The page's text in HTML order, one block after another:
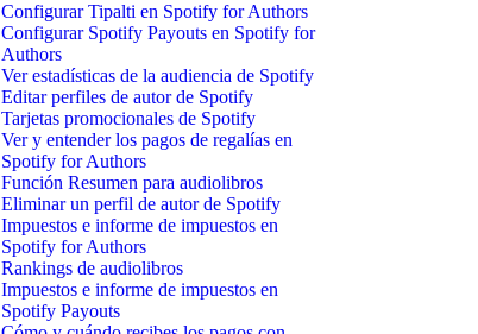
Configurar Tipalti en Spotify for Authors
Configurar Spotify Payouts en Spotify for
Authors
Ver estadísticas de la audiencia de Spotify
Editar perfiles de autor de Spotify
Tarjetas promocionales de Spotify
Ver y entender los pagos de regalías en
Spotify for Authors
Función Resumen para audiolibros
Eliminar un perfil de autor de Spotify
Impuestos e informe de impuestos en
Spotify for Authors
Rankings de audiolibros
Impuestos e informe de impuestos en
Spotify Payouts